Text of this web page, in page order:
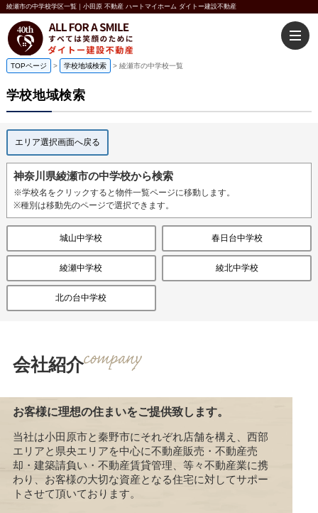
綾瀬市の中学校学区一覧｜小田原 不動産 ハートマイホーム ダイトー建設不動産
TOPページ > 学校地域検索 > 綾瀬市の中学校一覧
学校地域検索
エリア選択画面へ戻る
神奈川県綾瀬市の中学校から検索
※学校名をクリックすると物件一覧ページに移動します。
※種別は移動先のページで選択できます。
城山中学校 春日台中学校
綾瀬中学校 綾北中学校
北の台中学校
会社紹介
お客様に理想の住まいをご提供致します。
当社は小田原市と秦野市にそれぞれ店舗を構え、西部
エリアと県央エリアを中心に不動産販売・不動産売
却・建築請負い・不動産賃貸管理、等々不動産業に携
わり、お客様の大切な資産となる住宅に対してサポー
トさせて頂いております。